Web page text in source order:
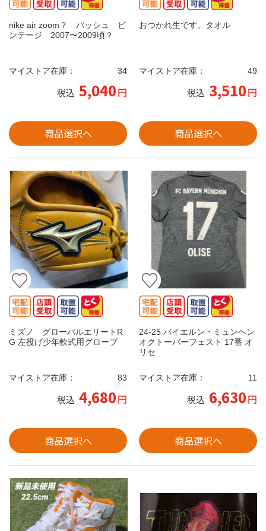
nike air zoom？ バッシュ ビ
ンテージ 2007〜2009頃？
マイストア在庫： 34
税込 5,040円
商品選択へ
おつかれ生です。タオル
マイストア在庫： 49
税込 3,510円
商品選択へ
ミズノ グローバルエリートR
G 左投げ少年軟式用グローブ
マイストア在庫： 83
税込 4,680円
商品選択へ
24-25 バイエルン・ミュンヘン
オクトーバーフェスト 17番 オ
リセ
マイストア在庫： 11
税込 6,630円
商品選択へ